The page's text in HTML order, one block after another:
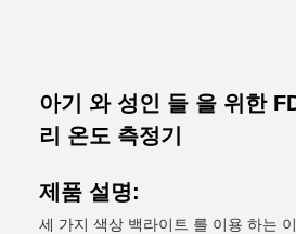
아기 와 성인 들 을 위한
리 온도 측정기
제품 설명:
세 가지 색상 백라이트 를 이용 하는